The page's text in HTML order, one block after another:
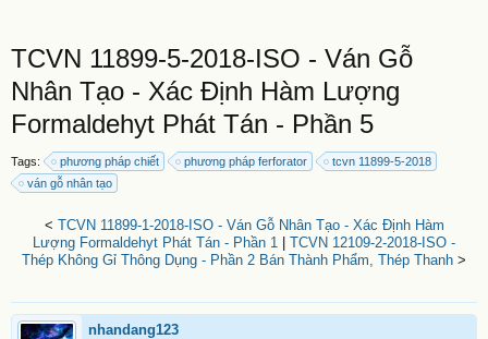
TCVN 11899-5-2018-ISO - Ván Gỗ
Nhân Tạo - Xác Định Hàm Lượng
Formaldehyt Phát Tán - Phần 5
Tags: phương pháp chiết phương pháp ferforator
tcvn 11899-5-2018
ván gỗ nhân tạo
< TCVN 11899-1-2018-ISO - Ván Gỗ Nhân Tạo - Xác Định Hàm
Lượng Formaldehyt Phát Tán - Phần 1
TCVN 12109-2-2018-ISO -
Thép Không Gỉ Thông Dụng - Phần 2 Bán Thành Phẩm, Thép Thanh >
nhandang123